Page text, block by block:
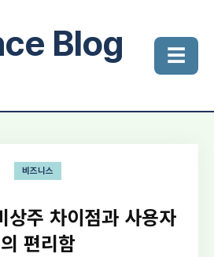
Blog ☰
비즈니스
상주 차이점과 사용자
의 편리함